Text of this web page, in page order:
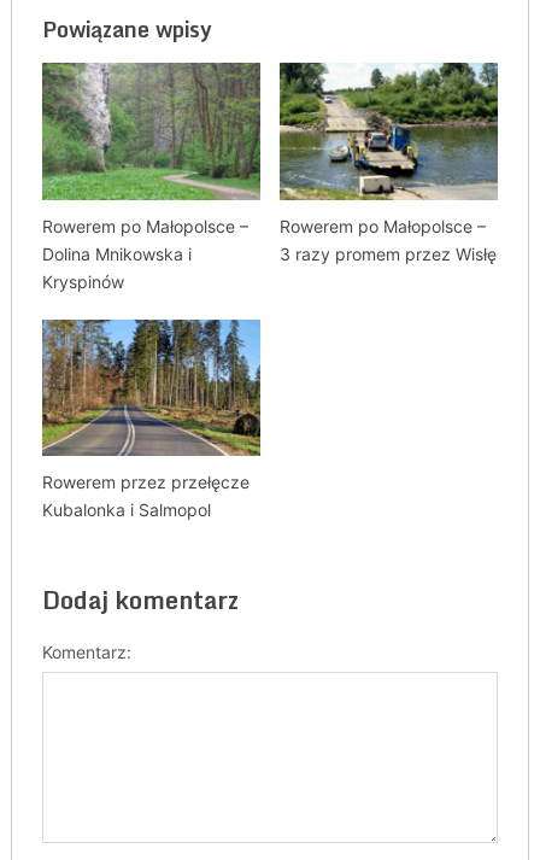
Powiązane wpisy
Rowerem po Małopolsce –
Dolina Mnikowska i
Kryspinów
Rowerem po Małopolsce –
3 razy promem przez Wisłę
Rowerem przez przełęcze
Kubalonka i Salmopol
Dodaj komentarz
Komentarz: